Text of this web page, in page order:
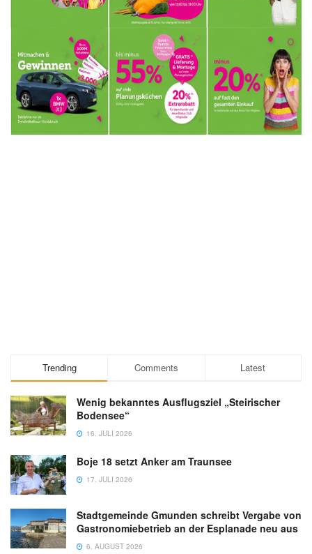
Trending Comments Latest
Wenig bekanntes Ausflugsziel „Steirischer
Bodensee“
16. JULI 2026
Boje 18 setzt Anker am Traunsee
17. JULI 2026
Stadtgemeinde Gmunden schreibt Vergabe von
Gastronomiebetrieb an der Esplanade neu aus
6. AUGUST 2026